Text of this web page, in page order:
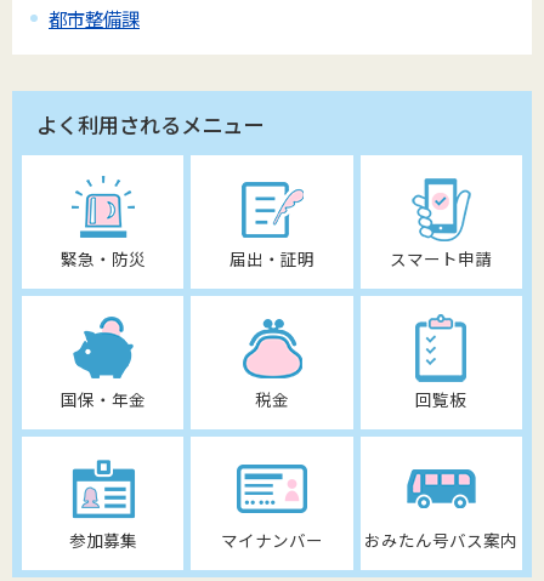
都市整備課
よく利用されるメニュー
緊急・防災 届出・証明 スマート申請
国保・年金 税金 回覧板
参加募集 マイナンバー おみたん号バス案内